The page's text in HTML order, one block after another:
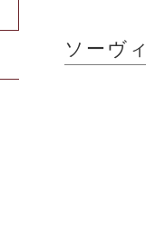
ソーヴ